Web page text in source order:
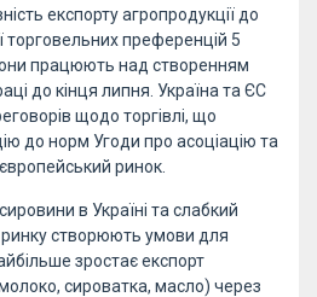
експорту агропродукції до
торговельних преференцій 5
працюють над створенням
до кінця липня. Україна та ЄС
щодо торгівлі, що
до норм Угоди про асоціацію та
ринок.
в Україні та слабкий
створюють умови для
зростає експорт
сироватка, масло) через